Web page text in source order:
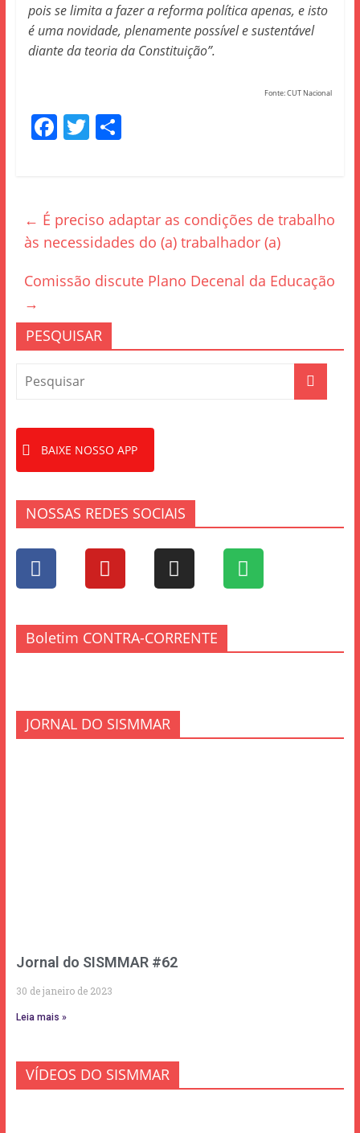
pois se limita a fazer a reforma política apenas, e isto
é uma novidade, plenamente possível e sustentável
diante da teoria da Constituição”.
Fonte: CUT Nacional
F
b
o
o
T S
← É preciso adaptar as condições de trabalho
às necessidades do (a) trabalhador (a)
Comissão discute Plano Decenal da Educação
→
PESQUISAR
BAIXE NOSSO APP
NOSSAS REDES SOCIAIS
Boletim CONTRA-CORRENTE
JORNAL DO SISMMAR
Jornal do SISMMAR #62
30 de janeiro de 2023
Leia mais »
VÍDEOS DO SISMMAR